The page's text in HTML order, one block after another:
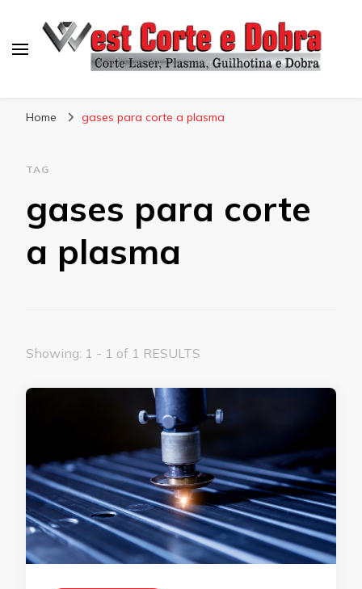
Home gases para corte a plasma
TAG
gases para corte
a plasma
Showing: 1 - 1 of 1 RESULTS